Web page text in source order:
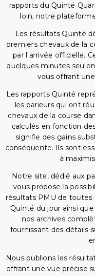
rapports du Quinté
loin, notre
Les résultats Quinté
premiers chevaux de la
par l'arrivée officielle.
quelques minutes
vous offrant
Les rapports Quinté
les parieurs qui ont
chevaux de la course
calculés en fonction
signifie des gains
conséquente. Ils sont
à
Notre site, dédié aux
vous propose la
résultats PMU de toutes
Quinté du jour ainsi
nos archives
fournissant des détails
Nous publions les
offrant une vue précise